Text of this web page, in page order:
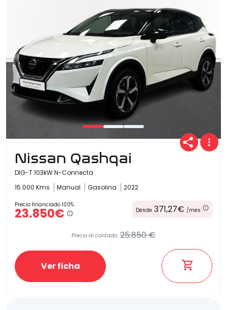
Nissan Qashqai
DIG-T 103kW N-Connecta
15.000 Kms
Manual Gasolina 2022
Precio financiado 100%
23.850€ Desde 371,27€ /mes
Precio al contado: 25.850 €
Ver ficha